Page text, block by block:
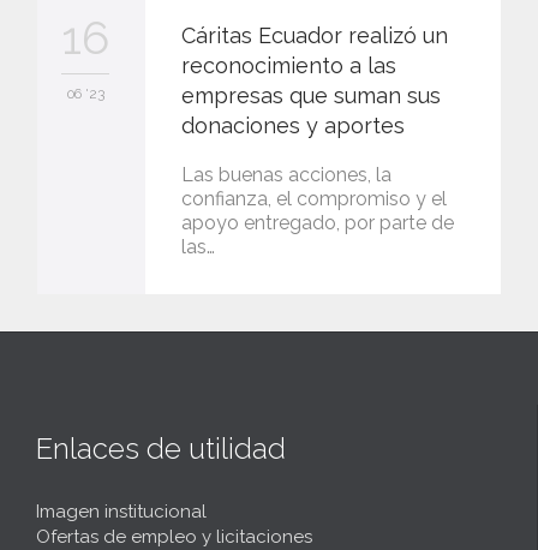
16
06 '23
Cáritas Ecuador realizó un
reconocimiento a las
empresas que suman sus
donaciones y aportes
Las buenas acciones, la
confianza, el compromiso y el
apoyo entregado, por parte de
las…
Enlaces de utilidad
Imagen institucional
Ofertas de empleo y licitaciones